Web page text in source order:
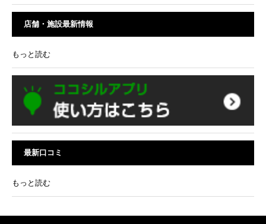
店舗・施設最新情報
もっと読む
最新口コミ
もっと読む